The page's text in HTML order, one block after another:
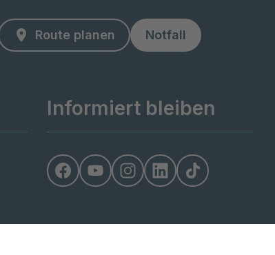
Route planen Notfall
Informiert bleiben